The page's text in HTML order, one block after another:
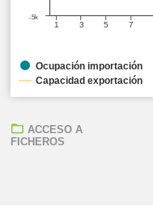
1 3 5 7
-5k
Ocupación importación
Capacidad exportación
ACCESO A
FICHEROS